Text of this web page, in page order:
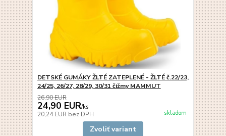
DETSKÉ GUMÁKY ŽLTÉ ZATEPLENÉ - ŽLTÉ č.22/23,
24/25, 26/27, 28/29, 30/31 čižmy MAMMUT
26,90 EUR
24,90 EUR/ks
20,24 EUR bez DPH skladom
Zvoliť variant